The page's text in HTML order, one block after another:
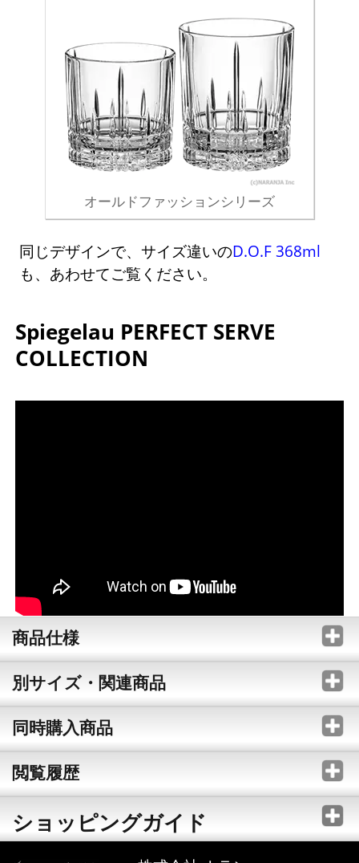
オールドファッションシリーズ
同じデザインで、サイズ違いのD.O.F 368ml
も、あわせてご覧ください。
Spiegelau PERFECT SERVE
COLLECTION
商品仕様
別サイズ・関連商品
同時購入商品
閲覧履歴
ショッピングガイド